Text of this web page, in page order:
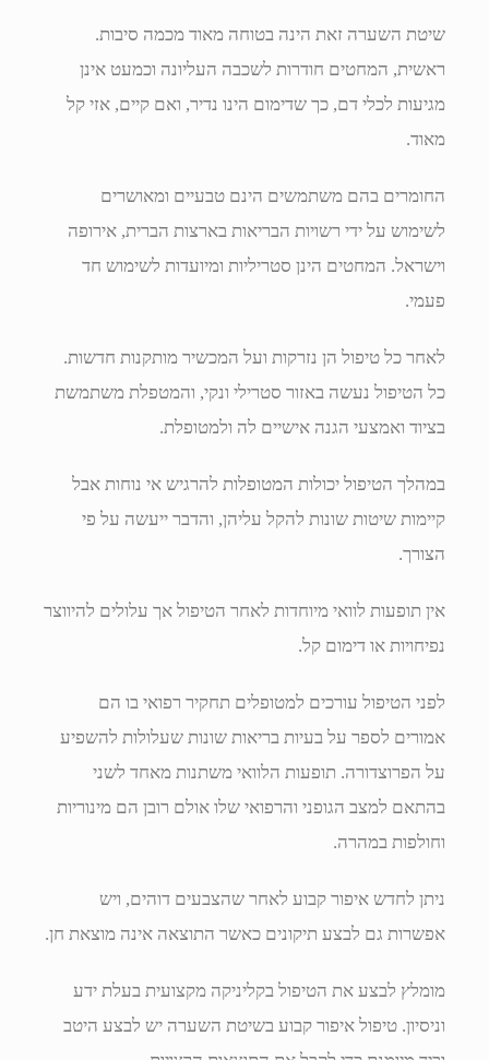
שיטת השערה זאת הינה בטוחה מאוד מכמה סיבות.
ראשית, המחטים חודרות לשכבה העליונה וכמעט אינן
מגיעות לכלי דם, כך שדימום הינו נדיר, ואם קיים, אזי קל
מאוד.
החומרים בהם משתמשים הינם טבעיים ומאושרים
לשימוש על ידי רשויות הבריאות בארצות הברית, אירופה
וישראל. המחטים הינן סטריליות ומיועדות לשימוש חד
פעמי.
לאחר כל טיפול הן נזרקות ועל המכשיר מותקנות חדשות.
כל הטיפול נעשה באזור סטרילי ונקי, והמטפלת משתמשת
בציוד ואמצעי הגנה אישיים לה ולמטופלת.
במהלך הטיפול יכולות המטופלות להרגיש אי נוחות אבל
קיימות שיטות שונות להקל עליהן, והדבר ייעשה על פי
הצורך.
אין תופעות לוואי מיוחדות לאחר הטיפול אך עלולים להיווצר
נפיחויות או דימום קל.
לפני הטיפול עורכים למטופלים תחקיר רפואי בו הם
אמורים לספר על בעיות בריאות שונות שעלולות להשפיע
על הפרוצדורה. תופעות הלוואי משתנות מאחד לשני
בהתאם למצב הגופני והרפואי שלו אולם רובן הם מינוריות
וחולפות במהרה.
ניתן לחדש איפור קבוע לאחר שהצבעים דוהים, ויש
אפשרות גם לבצע תיקונים כאשר התוצאה אינה מוצאת חן.
מומלץ לבצע את הטיפול בקליניקה מקצועית בעלת ידע
וניסיון. טיפול איפור קבוע בשיטת השערה יש לבצע היטב